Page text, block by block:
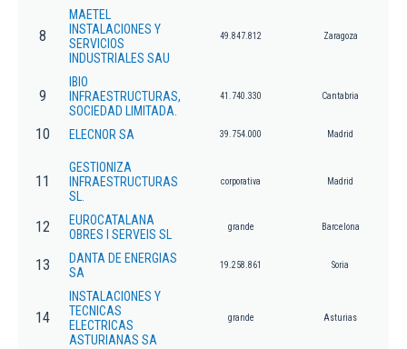
8
MAETEL
INSTALACIONES Y
SERVICIOS
INDUSTRIALES SAU
49.847.812 Zaragoza
9
IBIO
INFRAESTRUCTURAS,
SOCIEDAD LIMITADA.
41.740.330 Cantabria
10 ELECNOR SA 39.754.000 Madrid
11
GESTIONIZA
INFRAESTRUCTURAS
SL.
corporativa Madrid
12
EUROCATALANA
OBRES I SERVEIS SL
grande Barcelona
13
DANTA DE ENERGIAS
SA
19.258.861 Soria
14
INSTALACIONES Y
TECNICAS
ELECTRICAS
ASTURIANAS SA
grande Asturias